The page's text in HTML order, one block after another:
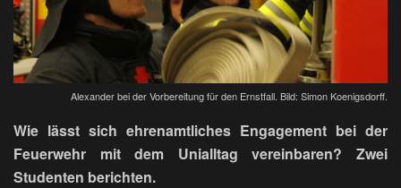
Alexander bei der Vorbereitung für den Ernstfall. Bild: Simon Koenigsdorff.
Wie lässt sich ehrenamtliches Engagement bei der
Feuerwehr mit dem Unialltag vereinbaren? Zwei
Studenten berichten.